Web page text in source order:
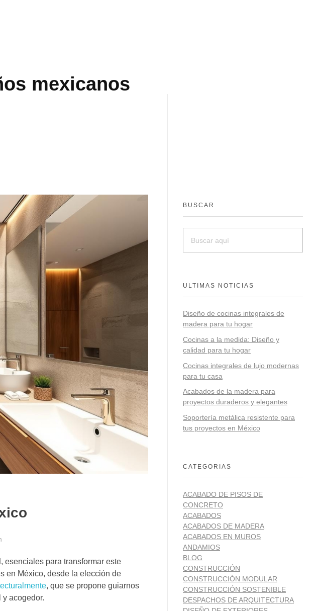
mexicanos
, esenciales para transformar este
en México, desde la elección de
, que se propone guiarnos
acogedor.
BUSCAR
ULTIMAS NOTICIAS
Diseño de cocinas integrales de
madera para tu hogar
Cocinas a la medida: Diseño y
calidad para tu hogar
Cocinas integrales de lujo modernas
para tu casa
Acabados de la madera para
proyectos duraderos y elegantes
Soportería metálica resistente para
tus proyectos en México
CATEGORIAS
ACABADO DE PISOS DE
CONCRETO
ACABADOS
ACABADOS DE MADERA
ACABADOS EN MUROS
ANDAMIOS
BLOG
CONSTRUCCIÓN
CONSTRUCCIÓN MODULAR
CONSTRUCCIÓN SOSTENIBLE
DESPACHOS DE ARQUITECTURA